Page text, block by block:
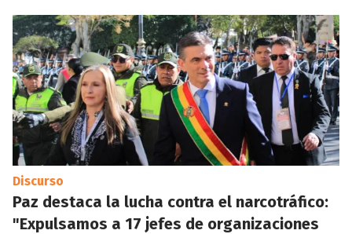
Discurso
Paz destaca la lucha contra el narcotráfico:
"Expulsamos a 17 jefes de organizaciones